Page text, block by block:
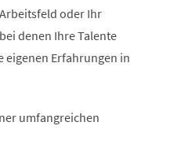
oder Ihr
denen Ihre Talente
eigenen Erfahrungen in
umfangreichen